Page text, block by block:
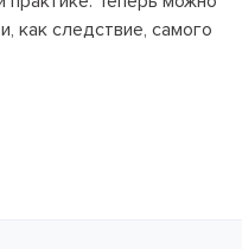
как следствие, самого